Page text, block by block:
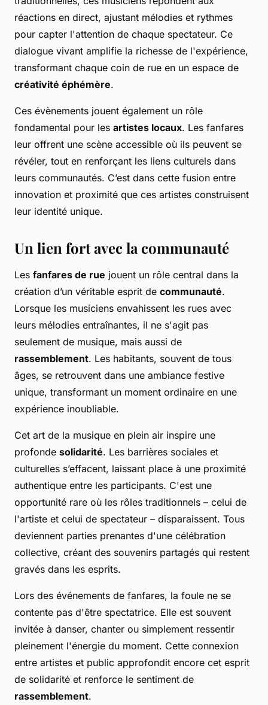
réactions en direct, ajustant mélodies et rythmes
pour capter l'attention de chaque spectateur. Ce
dialogue vivant amplifie la richesse de l'expérience,
transformant chaque coin de rue en un espace de
créativité éphémère.
Ces évènements jouent également un rôle
fondamental pour les artistes locaux. Les fanfares
leur offrent une scène accessible où ils peuvent se
révéler, tout en renforçant les liens culturels dans
leurs communautés. C’est dans cette fusion entre
innovation et proximité que ces artistes construisent
leur identité unique.
Un lien fort avec la communauté
Les fanfares de rue jouent un rôle central dans la
création d’un véritable esprit de communauté.
Lorsque les musiciens envahissent les rues avec
leurs mélodies entraînantes, il ne s'agit pas
seulement de musique, mais aussi de
rassemblement. Les habitants, souvent de tous
âges, se retrouvent dans une ambiance festive
unique, transformant un moment ordinaire en une
expérience inoubliable.
Cet art de la musique en plein air inspire une
profonde solidarité. Les barrières sociales et
culturelles s’effacent, laissant place à une proximité
authentique entre les participants. C'est une
opportunité rare où les rôles traditionnels – celui de
l'artiste et celui de spectateur – disparaissent. Tous
deviennent parties prenantes d'une célébration
collective, créant des souvenirs partagés qui restent
gravés dans les esprits.
Lors des événements de fanfares, la foule ne se
contente pas d'être spectatrice. Elle est souvent
invitée à danser, chanter ou simplement ressentir
pleinement l'énergie du moment. Cette connexion
entre artistes et public approfondit encore cet esprit
de solidarité et renforce le sentiment de
rassemblement.